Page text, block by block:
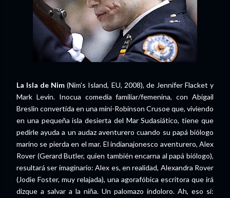
La Isla de Nim (Nim's Island, EU, 2008), de Jennifer Flacket y
Mark Levin. Inocua comedia familiar/femenina, con Abigail
Breslin convertida en una mini-Robinson Crusoe que, viviendo
en una pequeña isla desierta del Mar Sudasiático, tiene que
pedirle ayuda a un audaz aventurero cuando su papá biólogo
marino se pierda en el mar. El indianajonesco aventurero, Alex
Rover (Gerard Butler, quien también encarna al papá biólogo),
resultará ser imaginario: Alex es, en realidad, Alexandra Rover
(Jodie Foster, muy relajada), una agorafóbica escritora que irá
dizque a salvar a la niña. Un palomazo indoloro. Ah, eso sí: